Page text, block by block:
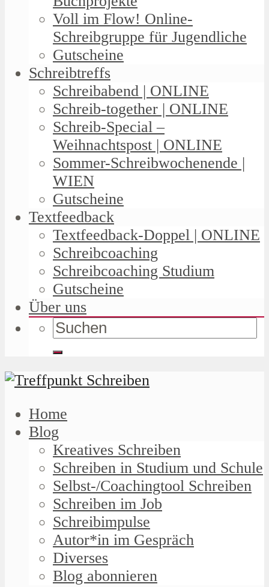
Voll im Flow! Online-
Schreibgruppe für Jugendliche
Gutscheine
Schreibtreffs
Schreibabend | ONLINE
Schreib-together | ONLINE
Schreib-Special –
Weihnachtspost | ONLINE
Sommer-Schreibwochenende |
WIEN
Gutscheine
Textfeedback
Textfeedback-Doppel | ONLINE
Schreibcoaching
Schreibcoaching Studium
Gutscheine
Über uns
Home
Blog
Kreatives Schreiben
Schreiben in Studium und Schule
Selbst-/Coachingtool Schreiben
Schreiben im Job
Schreibimpulse
Autor*in im Gespräch
Diverses
Blog abonnieren